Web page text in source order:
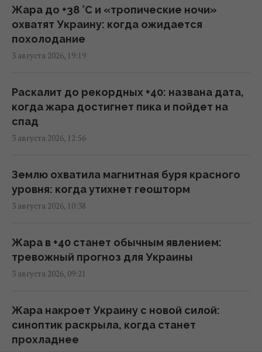
Колумбийские наркокартели отправляют в
ВСУ добровольцев, чтобы научиться войне
дронов, - FT
12:00 четверг, 06 августа 2026
Военное сотрудничество вышло на новый
уровень: РФ помогает Ирану определять
цели для ударов
11:44 четверг, 06 августа 2026
Трамп заявил об "огромных запасах"
средств ПВО в США
11:43 четверг, 06 августа 2026
Число вылетов авиации НАТО из-за угрозы
России возросло на 250%
10:47 четверг, 06 августа 2026
Вместо расширения ЕС: экс-депутат
парламента Британии предложил создать
новый союз
Жара до +38 °С и «тропические ночи»
охватят Украину: когда ожидается
похолодание
3 августа 2026, 19:19
Раскалит до рекордных +40: названа дата,
когда жара достигнет пика и пойдет на
спад
3 августа 2026, 12:56
Землю охватила магнитная буря красного
уровня: когда утихнет геошторм
3 августа 2026, 10:38
Жара в +40 станет обычным явлением:
тревожный прогноз для Украины
3 августа 2026, 09:21
Жара накроет Украину с новой силой:
синоптик раскрыла, когда станет
прохладнее